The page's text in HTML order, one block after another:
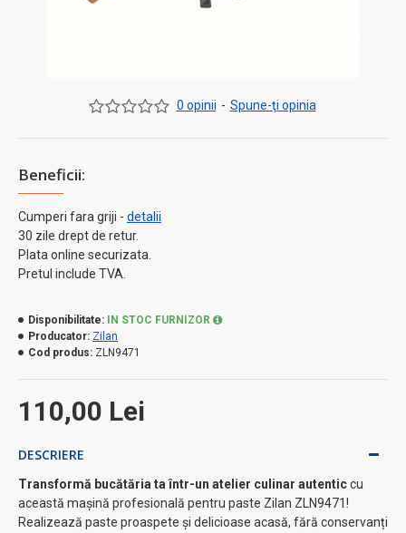
Beneficii:
Cumperi fara griji - detalii
30 zile drept de retur.
Plata online securizata.
Pretul include TVA.
0 opinii - Spune-ţi opinia
110,00 Lei
Disponibilitate:
IN STOC FURNIZOR
Producator: Zilan
Cod produs: ZLN9471
DESCRIERE
Transformă bucătăria ta într-un atelier culinar autenticcu
această mașină profesională pentru paste Zilan ZLN9471!
Realizează paste proaspete și delicioase acasă, fără conservanți